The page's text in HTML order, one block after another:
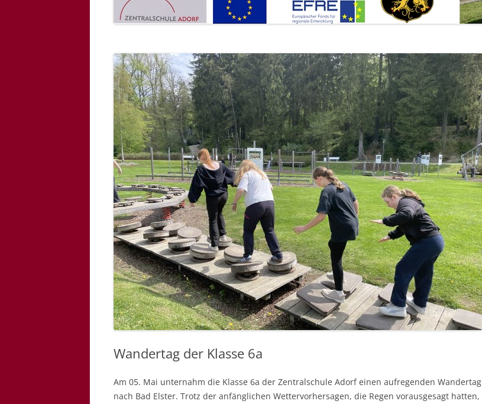
Wandertag der Klasse 6a
Am 05. Mai unternahm die Klasse 6a der Zentralschule Adorf einen aufregenden Wandertag
nach Bad Elster. Trotz der anfänglichen Wettervorhersagen, die Regen vorausgesagt hatten,